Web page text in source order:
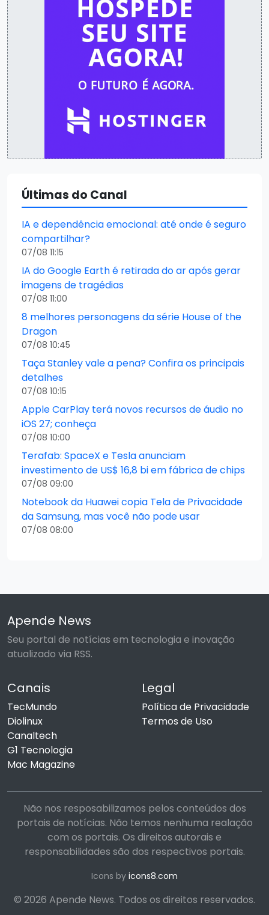
Últimas do Canal
IA e dependência emocional: até onde é seguro
compartilhar?
07/08 11:15
IA do Google Earth é retirada do ar após gerar
imagens de tragédias
07/08 11:00
8 melhores personagens da série House of the
Dragon
07/08 10:45
Taça Stanley vale a pena? Confira os principais
detalhes
07/08 10:15
Apple CarPlay terá novos recursos de áudio no
iOS 27; conheça
07/08 10:00
Terafab: SpaceX e Tesla anunciam
investimento de US$ 16,8 bi em fábrica de chips
07/08 09:00
Notebook da Huawei copia Tela de Privacidade
da Samsung, mas você não pode usar
07/08 08:00
Apende News
Seu portal de notícias em tecnologia e inovação
atualizado via RSS.
Canais
TecMundo
Diolinux
Canaltech
G1 Tecnologia
Mac Magazine
Legal
Política de Privacidade
Termos de Uso
Não nos resposabilizamos pelos conteúdos dos
portais de notícias. Não temos nenhuma realação
com os portais. Os direitos autorais e
responsabilidades são dos respectivos portais.
Icons by icons8.com
© 2026 Apende News. Todos os direitos reservados.